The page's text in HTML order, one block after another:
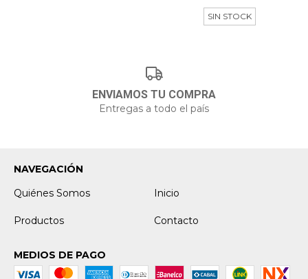
SIN STOCK
ENVIAMOS TU COMPRA
Entregas a todo el país
NAVEGACIÓN
Quiénes Somos
Inicio
Productos Contacto
MEDIOS DE PAGO